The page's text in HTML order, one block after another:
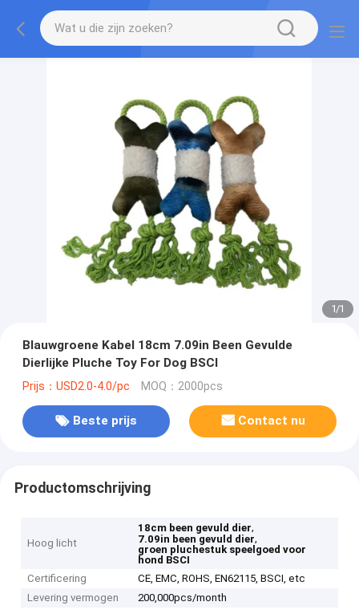
1/1
Blauwgroene Kabel 18cm 7.09in Been Gevulde
Dierlijke Pluche Toy For Dog BSCI
Prijs：USD2.0-4.0/pc MOQ：2000pcs
Beste prijs Contact nu
Productomschrijving
Hoog licht
18cm been gevuld dier,
7.09in been gevuld dier,
groen pluchestuk speelgoed voor
hond BSCI
Certificering
CE, EMC, ROHS, EN62115, BSCI, etc
Levering vermogen
200,000pcs/month